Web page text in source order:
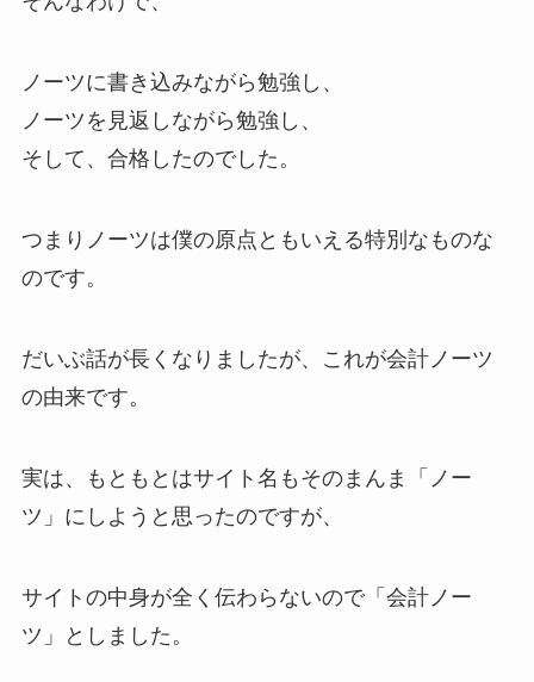
ノーツに書き込みながら勉強し、
ノーツを見返しながら勉強し、
そして、合格したのでした。
つまりノーツは僕の原点ともいえる特別なものな
のです。
だいぶ話が長くなりましたが、
これが会計ノーツ
の由来です。
実は、もともとはサイト名もそのまんま「ノー
ツ」にしようと思ったのですが、
サイトの中身が全く伝わらないので「会計ノー
ツ」としました。